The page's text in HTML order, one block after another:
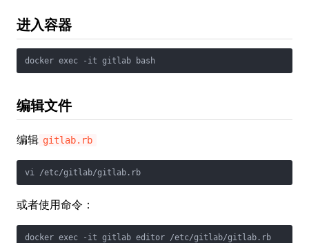
进入容器
docker exec -it gitlab bash
编辑文件
编辑 gitlab.rb
vi /etc/gitlab/gitlab.rb
或者使用命令：
docker exec -it gitlab editor /etc/gitlab/gitlab.rb